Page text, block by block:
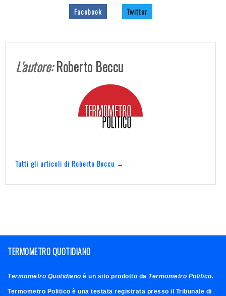
Facebook Twitter
L'autore:Roberto Beccu
Tutti gli articoli di Roberto Beccu →
TERMOMETRO QUOTIDIANO
Termometro Quotidiano è un sito prodotto da Termometro Politico.
Termometro Politico è una testata registrata presso il Tribunale di